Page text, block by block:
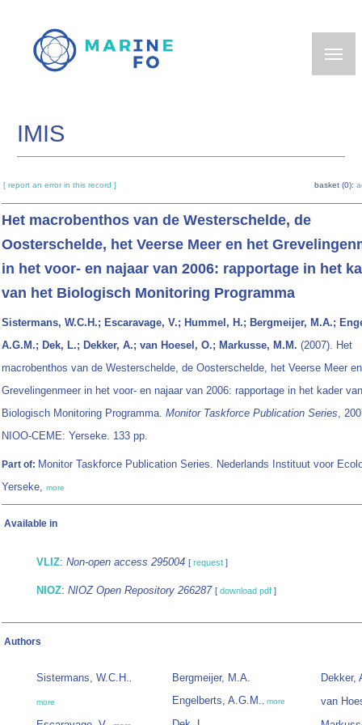
main
IMIS
[ report an error in this record ] basket (0):
Het macrobenthos van de Westerschelde, de
Oosterschelde, het Veerse Meer en het
in het voor- en najaar van 2006: rapportage in het
van het Biologisch Monitoring Programma
Sistermans, W.C.H.; Escaravage, V.; Hummel, H.; Bergmeijer, M.A.;
A.G.M.; Dek, L.; Dekker, A.; van Hoesel, O.; Markusse, M.M. (2007). Het
macrobenthos van de Westerschelde, de Oosterschelde, het Veerse Meer
Grevelingenmeer in het voor- en najaar van 2006: rapportage in het kader
Biologisch Monitoring Programma. Monitor Taskforce Publication Series,
NIOO-CEME: Yerseke. 133 pp.
Part of: Monitor Taskforce Publication Series. Nederlands Instituut voor
Yerseke, more
Available in
VLIZ: Non-open access 295004 [ request ]
NIOZ: NIOZ Open Repository 266287 [ download pdf ]
Authors
Sistermans, W.C.H.,
more
Bergmeijer, M.A.
Engelberts, A.G.M., more
Dekker,
van